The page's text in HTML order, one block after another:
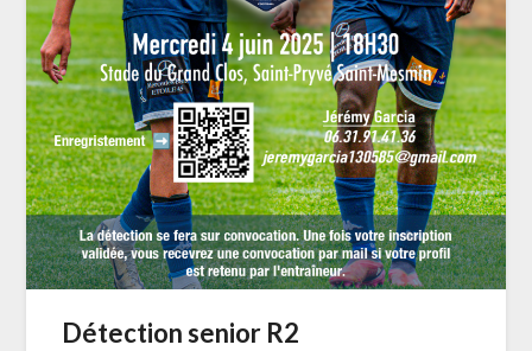
Détection senior R2